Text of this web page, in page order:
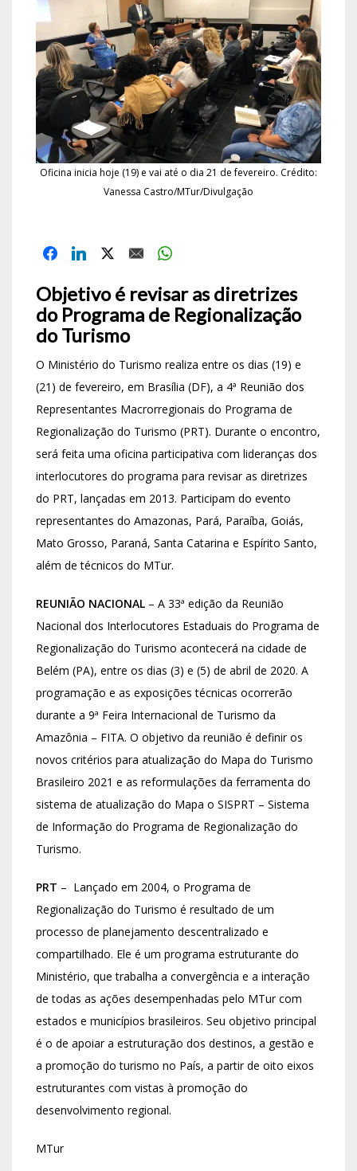
Oficina inicia hoje (19) e vai até o dia 21 de fevereiro. Crédito:
Vanessa Castro/MTur/Divulgação
Objetivo é revisar as diretrizes
do Programa de Regionalização
do Turismo
O Ministério do Turismo realiza entre os dias (19) e
(21) de fevereiro, em Brasília (DF), a 4ª Reunião dos
Representantes Macrorregionais do Programa de
Regionalização do Turismo (PRT). Durante o encontro,
será feita uma oficina participativa com lideranças dos
interlocutores do programa para revisar as diretrizes
do PRT, lançadas em 2013. Participam do evento
representantes do Amazonas, Pará, Paraíba, Goiás,
Mato Grosso, Paraná, Santa Catarina e Espírito Santo,
além de técnicos do MTur.
REUNIÃO NACIONAL – A 33ª edição da Reunião
Nacional dos Interlocutores Estaduais do Programa de
Regionalização do Turismo acontecerá na cidade de
Belém (PA), entre os dias (3) e (5) de abril de 2020. A
programação e as exposições técnicas ocorrerão
durante a 9ª Feira Internacional de Turismo da
Amazônia – FITA. O objetivo da reunião é definir os
novos critérios para atualização do Mapa do Turismo
Brasileiro 2021 e as reformulações da ferramenta do
sistema de atualização do Mapa o SISPRT – Sistema
de Informação do Programa de Regionalização do
Turismo.
PRT – Lançado em 2004, o Programa de
Regionalização do Turismo é resultado de um
processo de planejamento descentralizado e
compartilhado. Ele é um programa estruturante do
Ministério, que trabalha a convergência e a interação
de todas as ações desempenhadas pelo MTur com
estados e municípios brasileiros. Seu objetivo principal
é o de apoiar a estruturação dos destinos, a gestão e
a promoção do turismo no País, a partir de oito eixos
estruturantes com vistas à promoção do
desenvolvimento regional.
MTur